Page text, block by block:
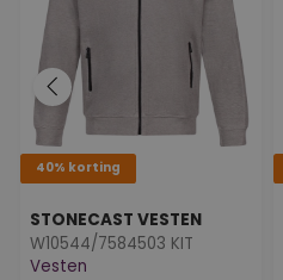
40% korting
STONECAST VESTEN
W10544/7584503 KIT
Vesten